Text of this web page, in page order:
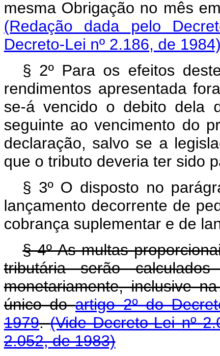
mesma Obrigação no mês
(Redação dada pelo
Decreto-Lei nº 2.186, de
§ 2º Para os efeitos
rendimentos apresentada
se-á vencido o debito dela
seguinte ao vencimento do
declaração, salvo se a
que o tributo deveria ter sido
§ 3º O disposto no
lançamento decorrente de
cobrança suplementar e de
§ 4º As multas
tributária serão
monetariamente, inclusive
único doartigo 2º do
1979.(Vide Decreto-Lei nº
2.052, de 1983)